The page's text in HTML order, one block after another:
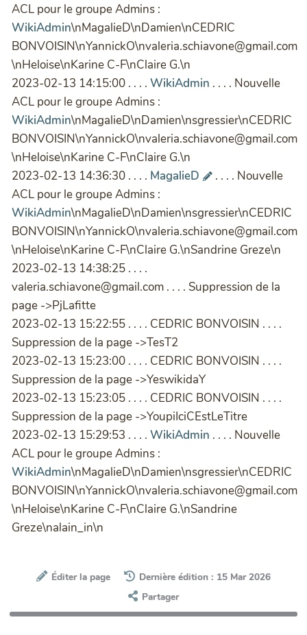
ACL pour le groupe Admins :
WikiAdmin\nMagalieD\nDamien\nCEDRIC
BONVOISIN\nYannickO\nvaleria.schiavone@gmail.com
\nHeloise\nKarine C-F\nClaire G.\n
2023-02-13 14:15:00 . . . . WikiAdmin . . . . Nouvelle
ACL pour le groupe Admins :
WikiAdmin\nMagalieD\nDamien\nsgressier\nCEDRIC
BONVOISIN\nYannickO\nvaleria.schiavone@gmail.com
\nHeloise\nKarine C-F\nClaire G.\n
2023-02-13 14:36:30 . . . . MagalieD
. . . . Nouvelle
ACL pour le groupe Admins :
WikiAdmin\nMagalieD\nDamien\nsgressier\nCEDRIC
BONVOISIN\nYannickO\nvaleria.schiavone@gmail.com
\nHeloise\nKarine C-F\nClaire G.\nSandrine Greze\n
2023-02-13 14:38:25 . . . .
valeria.schiavone@gmail.com . . . . Suppression de la
page ->PjLafitte
2023-02-13 15:22:55 . . . . CEDRIC BONVOISIN . . . .
Suppression de la page ->TesT2
2023-02-13 15:23:00 . . . . CEDRIC BONVOISIN . . . .
Suppression de la page ->YeswikidaY
2023-02-13 15:23:05 . . . . CEDRIC BONVOISIN . . . .
Suppression de la page ->YoupiIciCEstLeTitre
2023-02-13 15:29:53 . . . . WikiAdmin . . . . Nouvelle
ACL pour le groupe Admins :
WikiAdmin\nMagalieD\nDamien\nsgressier\nCEDRIC
BONVOISIN\nYannickO\nvaleria.schiavone@gmail.com
\nHeloise\nKarine C-F\nClaire G.\nSandrine
Greze\nalain_in\n
Éditer la page
Dernière édition : 15 Mar 2026
Partager